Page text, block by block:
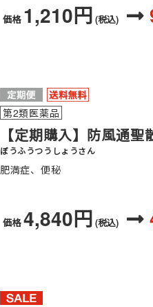
価格 1,210円 (税込)
第2類医薬品
【定期購入】防風通
ぼうふうつうしょうさん
肥満症、便秘
価格 4,840円 (税込)